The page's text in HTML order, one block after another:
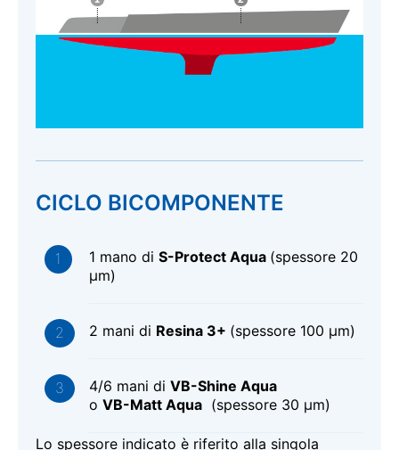
CICLO BICOMPONENTE
1 mano di S-Protect Aqua (spessore 20
μm)
2 mani di Resina 3+ (spessore 100 μm)
4/6 mani di VB-Shine Aqua
o VB-Matt Aqua (spessore 30 μm)
Lo spessore indicato è riferito alla singola